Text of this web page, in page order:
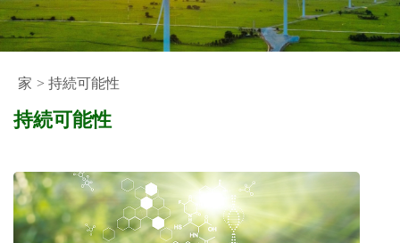
家 > 持続可能性
持続可能性